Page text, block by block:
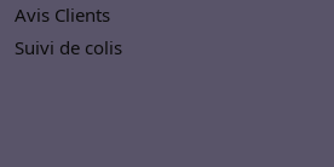
Avis Clients
Suivi de colis